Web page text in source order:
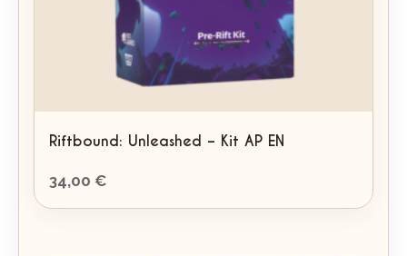
Riftbound: Unleashed – Kit AP EN
34,00 €